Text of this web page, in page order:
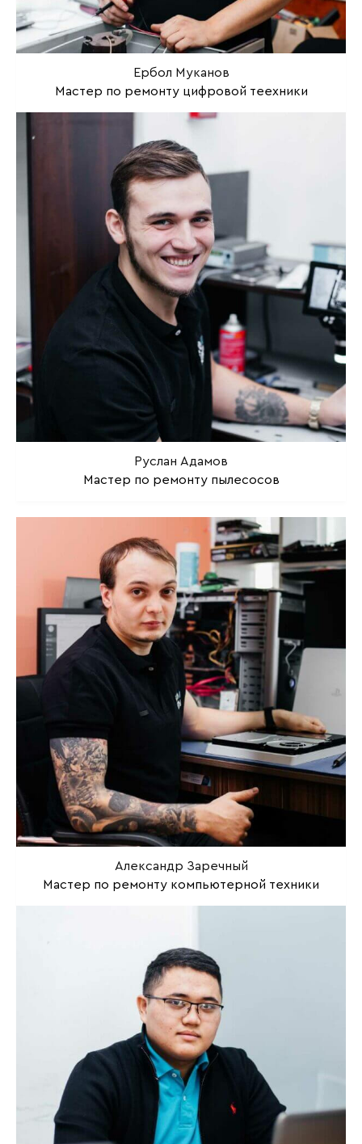
Ербол Муканов
Мастер по ремонту цифровой теехники
Руслан Адамов
Мастер по ремонту пылесосов
Александр Заречный
Мастер по ремонту компьютерной техники